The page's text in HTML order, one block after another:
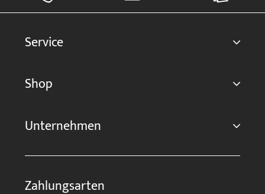
Service
Shop
Unternehmen
Zahlungsarten